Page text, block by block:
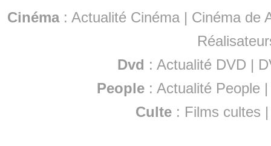
Cinéma: Actualité Cinéma | Cinéma de
Dvd : Actualité DVD |
People :Actualité People
Culte : Films cultes